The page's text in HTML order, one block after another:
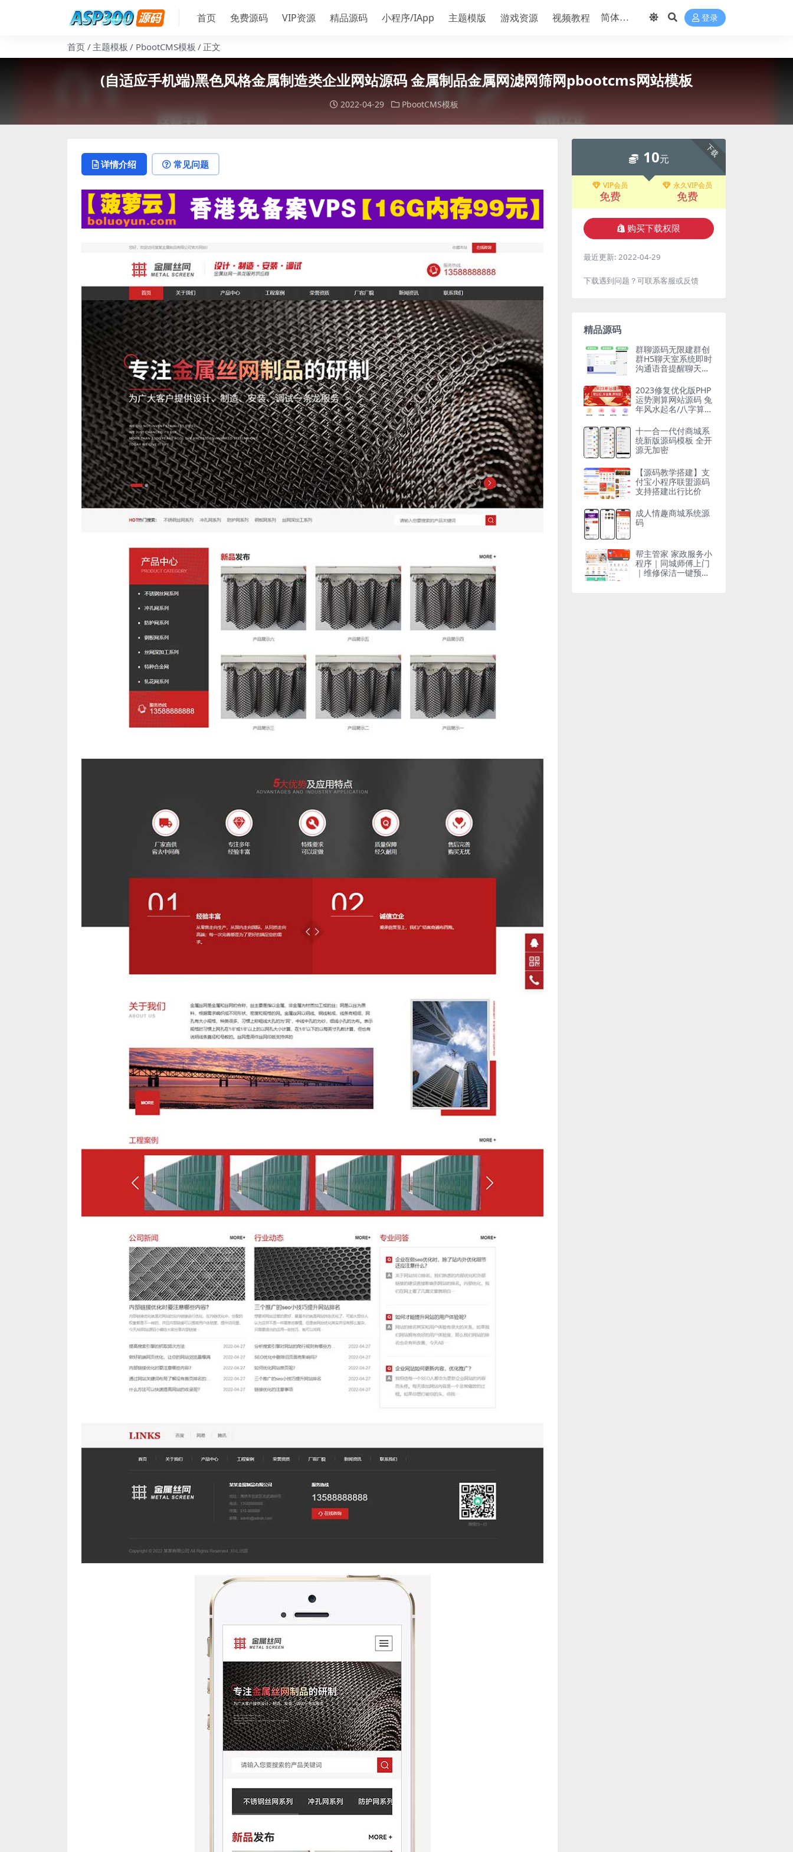
首页 免费源码 VIP资源 精品源码 小程序/IApp 主题模版 游戏资源 视频教程 登录
首页 主题模板 PbootCMS模板 正文
(自适应手机端)黑色风格金属制造类企业网站源码 金属制品金属网滤网筛网pbootcms网站模板
2022-04-29 PbootCMS模板
详情介绍 常见问题
下载
10元
VIP会员
免费
永久VIP会员
免费
购买下载权限
最近更新: 2022-04-29
下载遇到问题？可联系客服或反馈
精品源码
群聊源码无限建群创
群H5聊天室系统即时
沟通语音提醒聊天系
2023修复优化版PHP
运势测算网站源码 兔
年风水起名/八字算
周易/占卜
十一合一代付商城系
统新版源码模板 全开
源无加密
【源码教学搭建】支
付宝小程序联盟源码
支持搭建出行比价
成人情趣商城系统源
码
帮主管家 家政服务小
程序｜同城师傅上门
｜维修保洁一键预约